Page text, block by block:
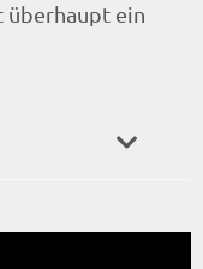
überhaupt ein